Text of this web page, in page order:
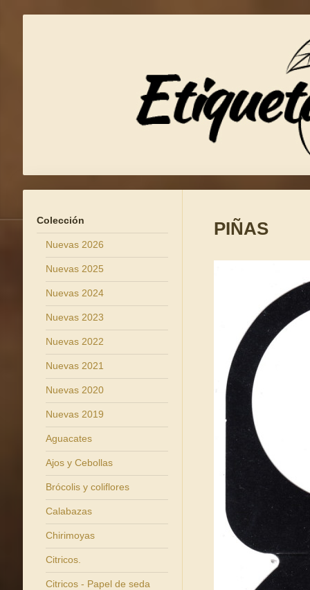
Colección
Nuevas 2026
Nuevas 2025
Nuevas 2024
Nuevas 2023
Nuevas 2022
Nuevas 2021
Nuevas 2020
Nuevas 2019
Aguacates
Ajos y Cebollas
Brócolis y coliflores
Calabazas
Chirimoyas
Citricos.
Citricos - Papel de seda
PIÑAS